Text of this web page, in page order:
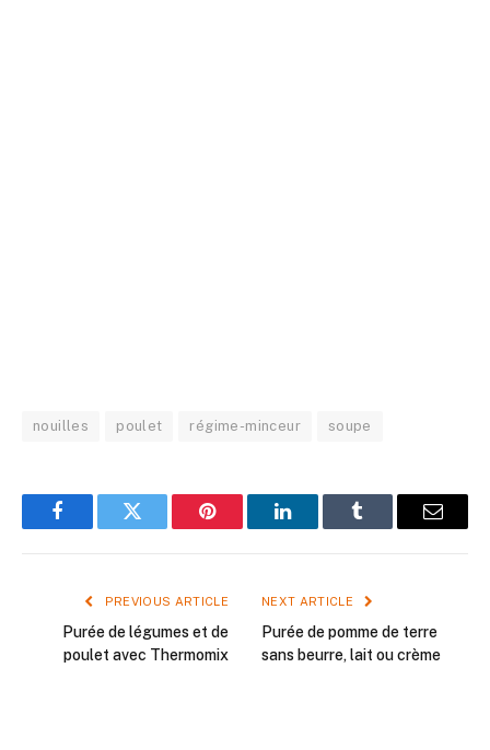
nouilles poulet régime-minceur soupe
FacebookTwitter Pinterest LinkedInTumblr Email
PREVIOUS ARTICLE
Purée de légumes et de
poulet avec Thermomix
NEXT ARTICLE
Purée de pomme de terre
sans beurre, lait ou crème